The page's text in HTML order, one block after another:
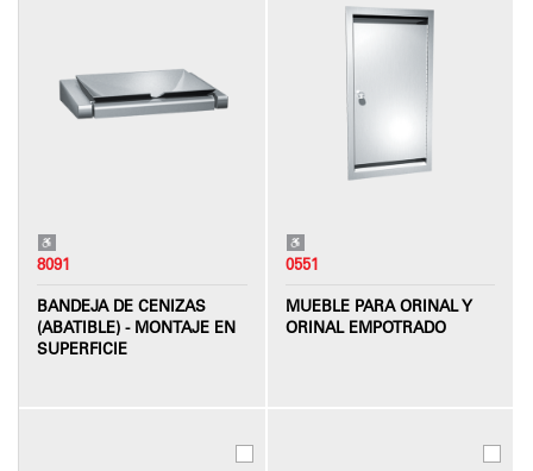
8091
BANDEJA DE CENIZAS
(ABATIBLE) - MONTAJE EN
SUPERFICIE
0551
MUEBLE PARA ORINAL Y
ORINAL EMPOTRADO